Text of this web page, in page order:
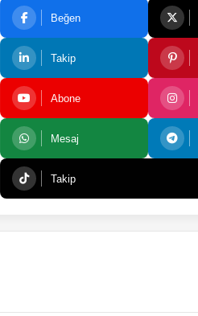
Beğen
Takip
Abone
Mesaj
Takip